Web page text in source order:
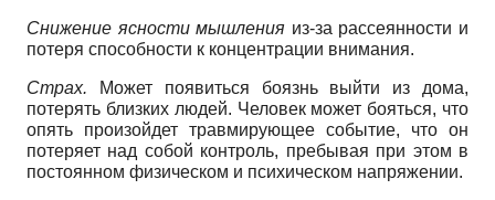
Снижение ясности мышления из-за рассеянности и
потеря способности к концентрации внимания.
Страх. Может появиться боязнь выйти из дома,
потерять близких людей. Человек может бояться, что
опять произойдет травмирующее событие, что он
потеряет над собой контроль, пребывая при этом в
постоянном физическом и психическом напряжении.